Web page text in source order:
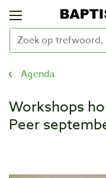
Agenda
Workshops
Peer